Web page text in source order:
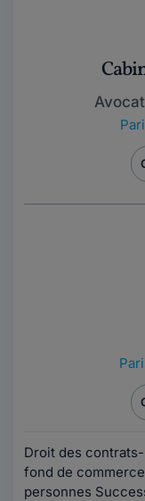
Droit des
fond de
personnes